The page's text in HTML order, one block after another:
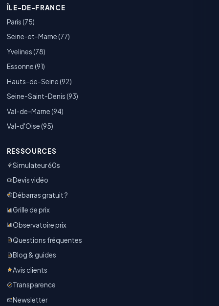
ÎLE-DE-FRANCE
Paris (75)
Seine-et-Marne (77)
Yvelines (78)
Essonne (91)
Hauts-de-Seine (92)
Seine-Saint-Denis (93)
Val-de-Marne (94)
Val-d'Oise (95)
RESSOURCES
Simulateur 60s
Devis vidéo
Débarras gratuit ?
Grille de prix
Observatoire prix
Questions fréquentes
Blog & guides
Avis clients
Transparence
Newsletter